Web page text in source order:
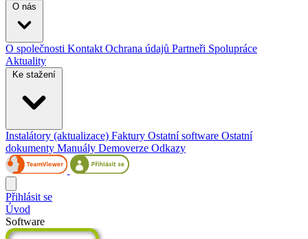
O nás
O společnosti Kontakt Ochrana údajů Partneři Spolupráce
Aktuality
Ke stažení
Instalátory (aktualizace) Faktury Ostatní software Ostatní
dokumenty Manuály Demoverze Odkazy
Přihlásit se
Úvod
Software